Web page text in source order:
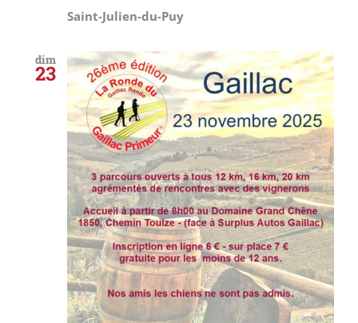
Saint-Julien-du-Puy
dim
23